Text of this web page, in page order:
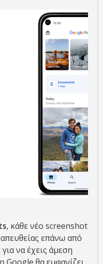
, κάθε νέο screenshot
επάνω από
να έχεις άμεση